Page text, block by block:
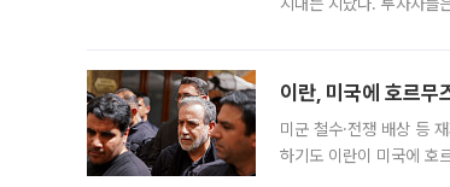
이란, 미국에 호르
미군 철수·전쟁 배상 등
하기도 이란이 미국에 호